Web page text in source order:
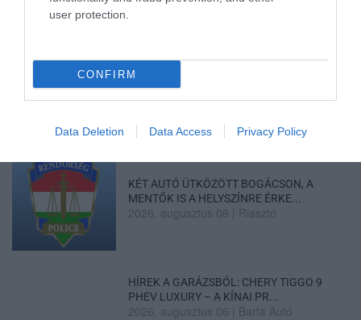
user protection.
CONFIRM
Data Deletion Data Access Privacy Policy
KÉT AUTÓ ÜTKÖZÖTT BOGÁCSON, A
MENTŐK IS A HELYSZÍNRE ÉRKE...
2026. augusztus 06 Riasztó
HÍREK A GARÁZSBÓL: CHERY TIGGO 9
PHEV LUXURY – A KÍNAI PR...
2026. augusztus 06 Barta Autó